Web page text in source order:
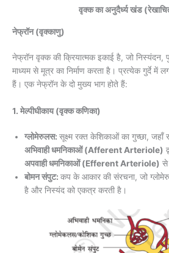
वृक्क का अनुदैर्ध्य खंड
नेफ्रॉन (वृक्काणु)
नेफ्रॉन वृक्क की क्रियात्मक इकाई है, जो
माध्यम से मूत्र का निर्माण करता है। प्रत्येक गुर्दे में
हैं। एक नेफ्रॉन के दो मुख्य भाग होते हैं:
1. मेल्पीघीकाय (वृक्क कणिका)
ग्लोमेरुलस: सूक्ष्म रक्त केशिकाओं का गुच्छा, जहाँ
अभिवाही धमनिकाओं (Afferent Arteriole)
अपवाही धमनिकाओं (Efferent Arteriole) से
बोमन संपुट: कप के आकार की संरचना, जो
है और निस्यंद को एकत्र करती है।